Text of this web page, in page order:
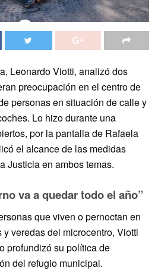
Leonardo Viotti, analizó dos
preocupación en el centro de
personas en situación de calle y
Lo hizo durante una
por la pantalla de Rafaela
el alcance de las medidas
Justicia en ambos temas.
va a quedar todo el año”
que viven o pernoctan en
veredas del microcentro, Viotti
profundizó su política de
del refugio municipal.